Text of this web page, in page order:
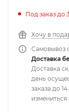
Под заказ до
Хочу в
Самовывоз
Доставка
Доставка
день
заказа до